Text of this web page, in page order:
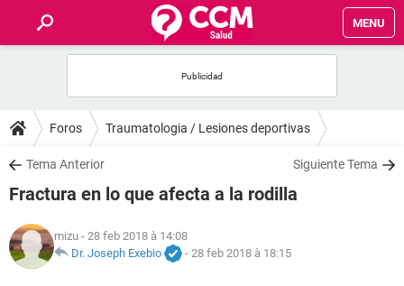
MENU
FORUMS
SALUD
NUTRICIÓN
Foros Traumatologia / Lesiones deportivas
Tema Anterior Siguiente Tema
Fractura en lo que afecta a la rodilla
mizu - 28 feb 2018 à 14:08
Dr. Joseph Exebio
- 28 feb 2018 à 18:15